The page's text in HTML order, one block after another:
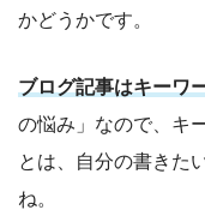
かどうかです。
ブログ記事はキーワ
の悩み」なので、キ
とは、自分の書きた
ね。